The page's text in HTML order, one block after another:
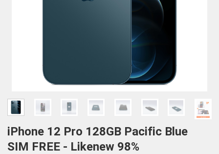
iPhone 12 Pro 128GB Pacific Blue
SIM FREE - Likenew 98%